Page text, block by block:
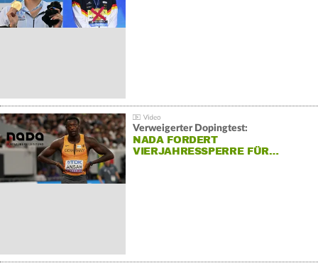
Verweigerter Dopingtest:
NADA FORDERT
VIERJAHRESSPERRE FÜR…